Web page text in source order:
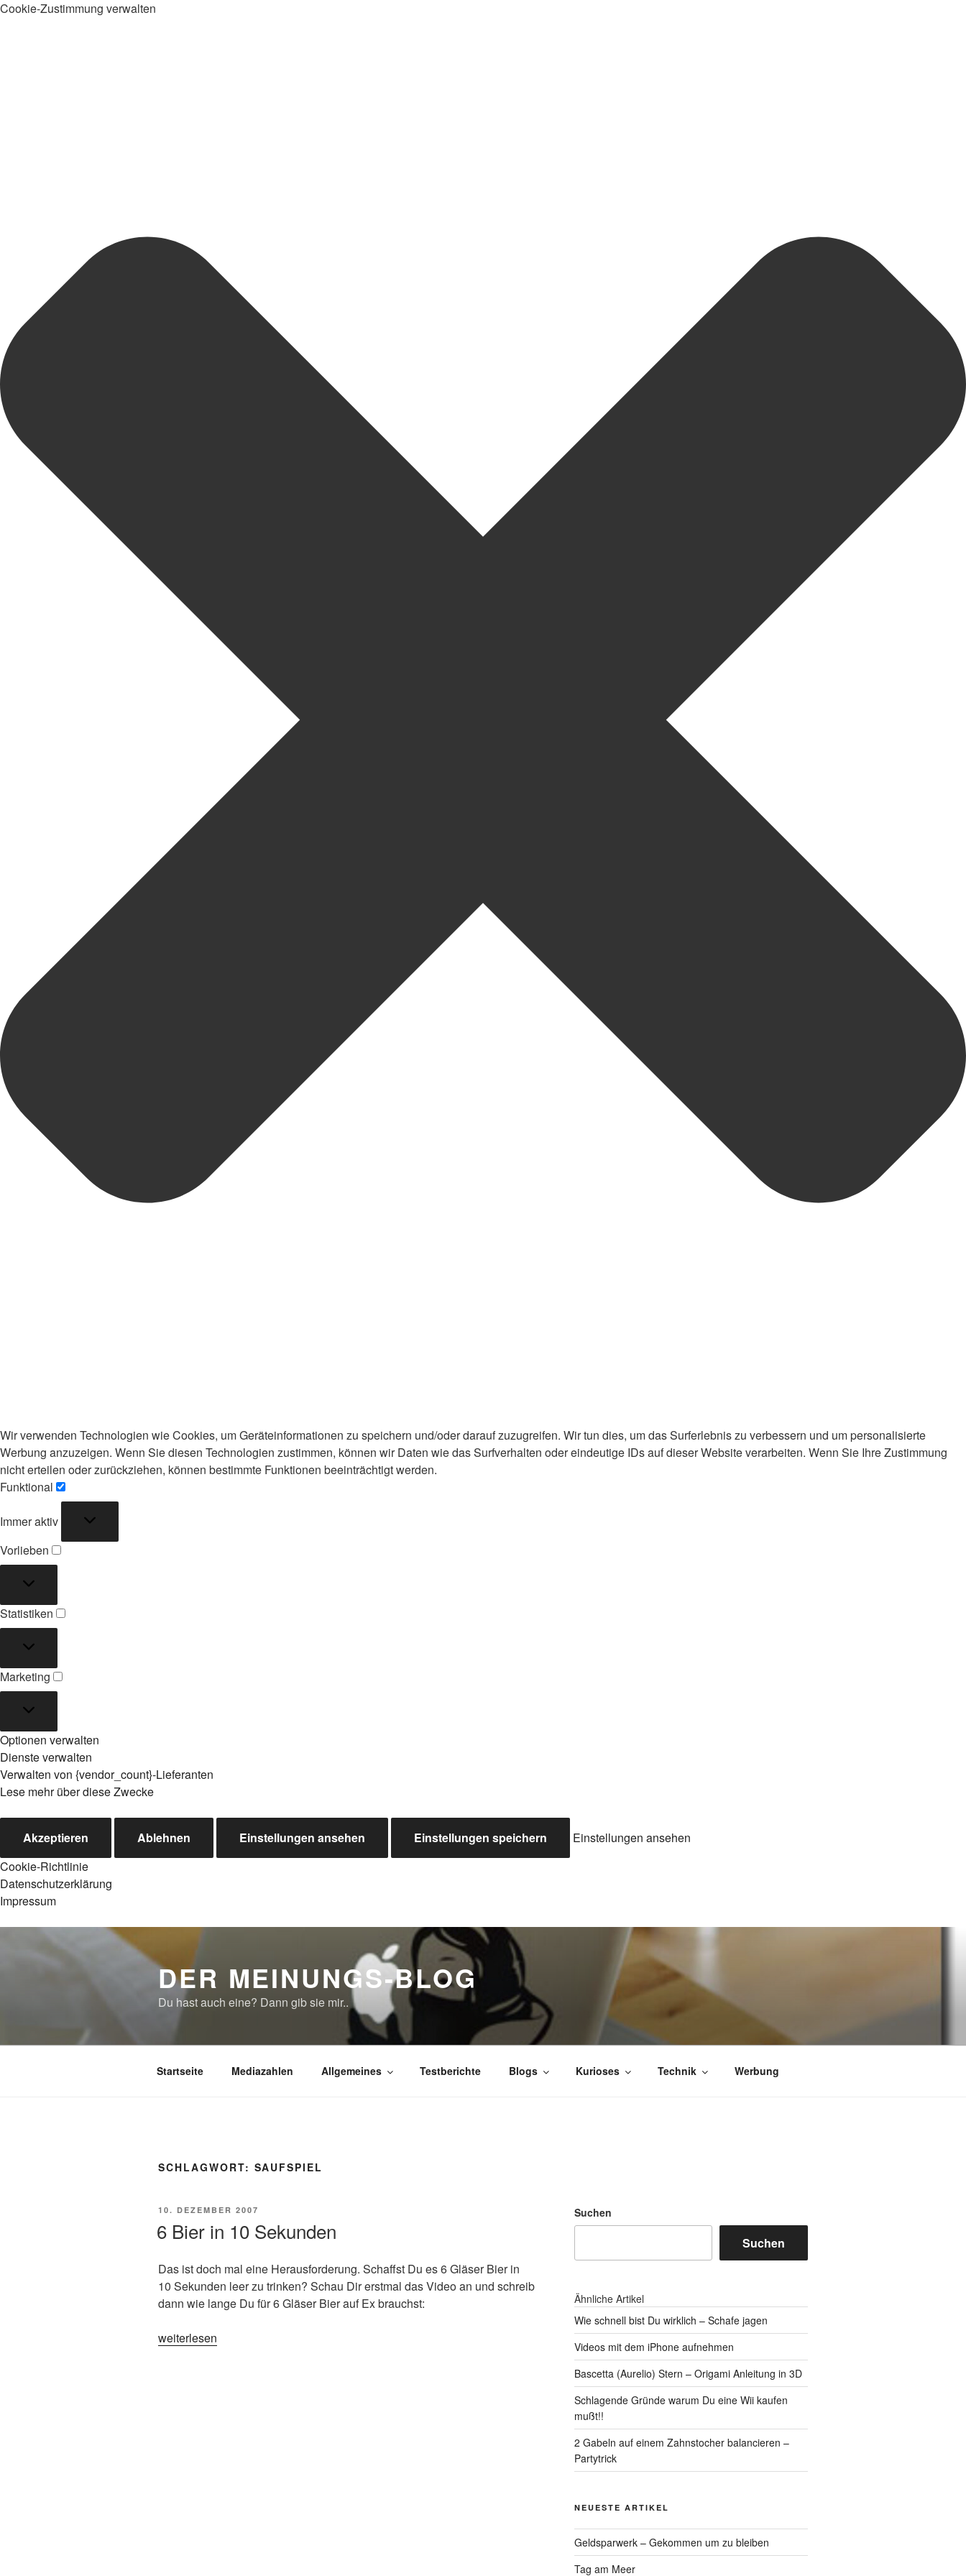
Cookie-Zustimmung verwalten
Wir verwenden Technologien wie Cookies, um Geräteinformationen zu speichern und/oder darauf zuzugreifen. Wir tun dies, um das Surferlebnis zu verbessern und um personalisierte
Werbung anzuzeigen. Wenn Sie diesen Technologien zustimmen, können wir Daten wie das Surfverhalten oder eindeutige IDs auf dieser Website verarbeiten. Wenn Sie Ihre Zustimmung
nicht erteilen oder zurückziehen, können bestimmte Funktionen beeinträchtigt werden.
Funktional
Immer aktiv
Vorlieben
Statistiken
Marketing
Optionen verwalten
Dienste verwalten
Verwalten von {vendor_count}-Lieferanten
Lese mehr über diese Zwecke
Akzeptieren Ablehnen Einstellungen ansehen Einstellungen speichern
Einstellungen ansehen
Cookie-Richtlinie
Datenschutzerklärung
Impressum
DER MEINUNGS-BLOG
Du hast auch eine? Dann gib sie mir..
Startseite Mediazahlen Allgemeines Testberichte Blogs Kurioses Technik Werbung
SCHLAGWORT: SAUFSPIEL
VERÖFFENTLICHT
10. DEZEMBER 2007
6 Bier in 10 Sekunden
Das ist doch mal eine Herausforderung. Schaffst Du es 6 Gläser Bier in
10 Sekunden leer zu trinken? Schau Dir erstmal das Video an und schreib
dann wie lange Du für 6 Gläser Bier auf Ex brauchst:
„6
weiterlesen
Suchen
Suchen
Ähnliche Artikel
Wie schnell bist Du wirklich – Schafe jagen
Videos mit dem iPhone aufnehmen
Bascetta (Aurelio) Stern – Origami Anleitung in 3D
Schlagende Gründe warum Du eine Wii kaufen
mußt!!
2 Gabeln auf einem Zahnstocher balancieren –
Partytrick
NEUESTE ARTIKEL
Geldsparwerk – Gekommen um zu bleiben
Tag am Meer